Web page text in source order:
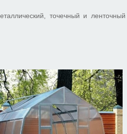
точечный и ленточный